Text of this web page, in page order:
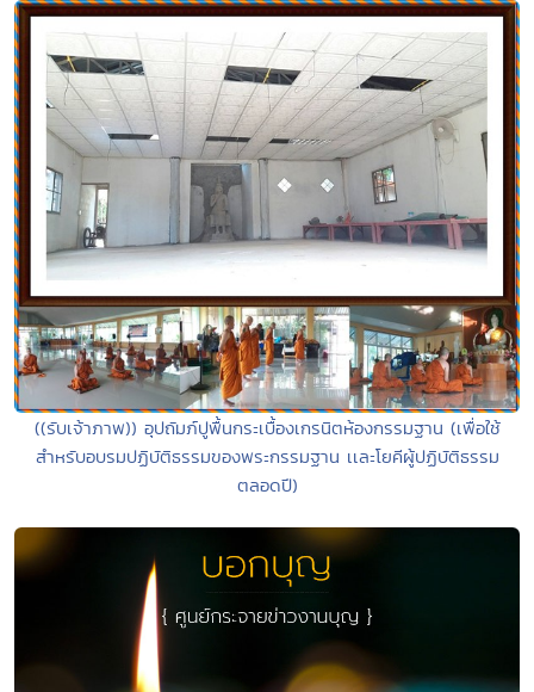
((รับเจ้าภาพ)) อุปถัมภ์ปูพื้นกระเบื้องเกรนิตห้องกรรมฐาน (เพื่อใช้
สำหรับอบรมปฏิบัติธรรมของพระกรรมฐาน เเละโยคีผู้ปฏิบัติธรรม
ตลอดปี)